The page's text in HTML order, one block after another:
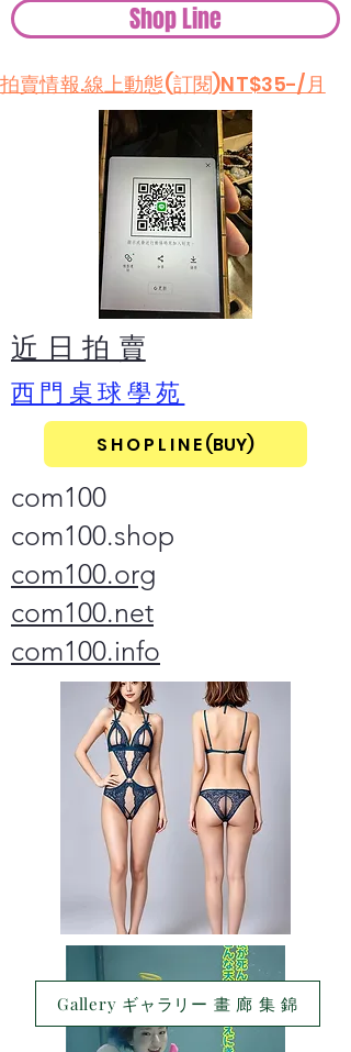
Shop Line
​拍賣情報.線上動態(訂閱)NT$35-/月
​近 日 拍 賣
​西門桌球學苑
S H O P L I N E (BUY)
com100
com100.shop
com100.org
com100.net
com100.info
Gallery ギャラリー 畫 廊 集 錦